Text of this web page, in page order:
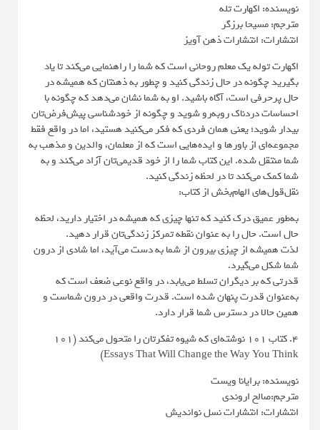
نویسنده: اکهارت تله
مترجم: مسیحا برزگر
انتشارات: انتشارات ذهن آویز
اکهارت توله یک معلم روحانی است که شما را راهنمایی می‌کند تا یاد
بگیرید چگونه در حال زندگی کنید و چطور به ذهنتان که همیشه در
حال پرحرفی است، آگاه باشید. او به شما نشان می‌دهد که چگونه با
احساسات دردناک روبه‌رو شوید و چگونه از خودشناسی پیش‌فرض‌تان
بیدار شوید؛ یعنی همان فردی که فکر می‌کنید هستید، اما در واقع فقط
مجموعه‌ای از باورها و ایده‌هایی است که از معلمان، والدین و مذهب به
شما منتقل شده. این کتاب شما را از خود قدیمی‌تان آزاد می‌کند و به
شما کمک می‌کند تا در لحظه زندگی کنید.
نقل‌قول‌های الهام‌بخش از کتاب:
به‌طور عمیق درک کنید که تنها چیزی که همیشه در اختیار دارید، لحظه
حال است. حال را به عنوان نقطه تمرکز زندگی‌تان قرار دهید.
لذت همیشه از چیزی بیرون از شما به دست می‌آید، اما شادی از درون
شما شکل می‌گیرد.
قدرتی که بر دیگران تسلط می‌یابد، در واقع نوعی ضعف است که
به‌عنوان قدرت پنهان شده است. قدرت واقعی در درون شماست و
همین حالا در دسترس شما قرار دارد.
4. کتاب 101 نوشته‌ای که شیوه تفکرتان را متحول می‌کند (101
Essays That Will Change the Way You Think)
نویسنده: برایانا ویست
مترجم:صالح اروندی
انتشارات: انتشارات نسل نواندیش